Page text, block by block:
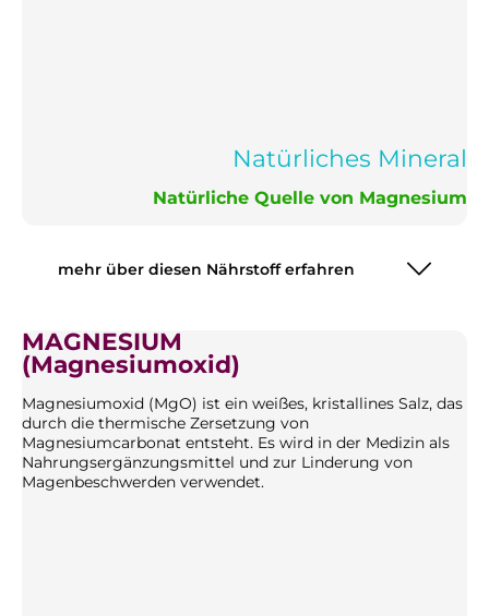
Natürliches Mineral
Natürliche Quelle von Magnesium
mehr über diesen Nährstoff erfahren
MAGNESIUM
(Magnesiumoxid)
Magnesiumoxid (MgO) ist ein weißes, kristallines Salz, das
durch die thermische Zersetzung von
Magnesiumcarbonat entsteht. Es wird in der Medizin als
Nahrungsergänzungsmittel und zur Linderung von
Magenbeschwerden verwendet.